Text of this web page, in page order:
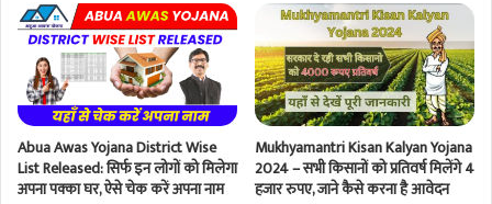
Abua Awas Yojana District Wise
List Released: सिर्फ इन लोगों को मिलेगा
अपना पक्का घर, ऐसे चेक करें अपना नाम
Mukhyamantri Kisan Kalyan Yojana
2024 – सभी किसानों को प्रतिवर्ष मिलेंगे 4
हजार रुपए, जाने कैसे करना है आवेदन